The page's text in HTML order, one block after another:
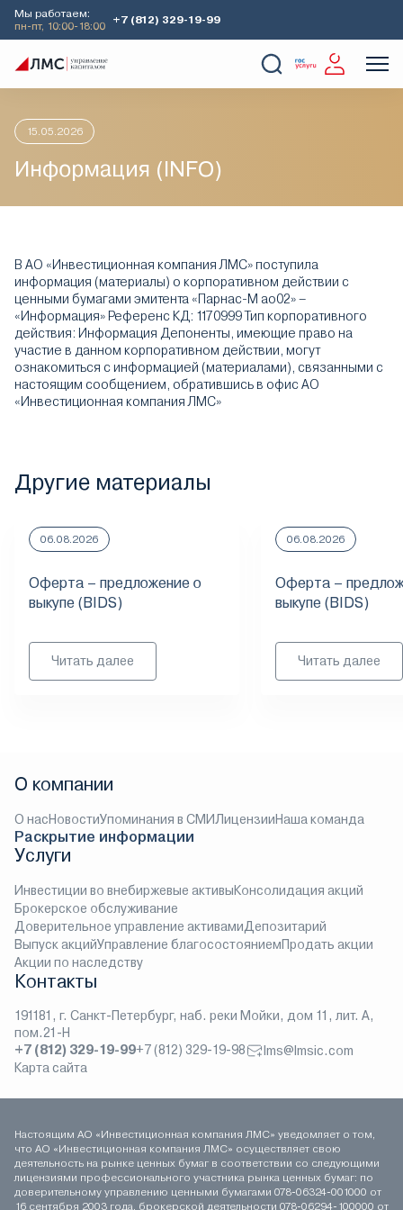
Мы работаем:
пн-пт, 10:00-18:00
+7 (812) 329-19-99
Главная Аналитика
15.05.2026
Информация (INFO)
В АО «Инвестиционная компания ЛМС» поступила
информация (материалы) о корпоративном действии с
ценными бумагами эмитента «Парнас-М ао02» –
«Информация» Референс КД: 1170999 Тип корпоративного
действия: Информация Депоненты, имеющие право на
участие в данном корпоративном действии, могут
ознакомиться с информацией (материалами), связанными с
настоящим сообщением, обратившись в офис АО
«Инвестиционная компания ЛМС»
Другие материалы
06.08.2026
Оферта – предложение о
выкупе (BIDS)
Читать далее
06.08.2026
Оферта –
выкупе (BIDS)
Читать далее
О компании
О насНовостиУпоминания в СМИЛицензииНаша команда
Раскрытие информации
Услуги
Инвестиции во внебиржевые активыКонсолидация акций
Брокерское обслуживание
Доверительное управление активамиДепозитарий
Выпуск акцийУправление благосостояниемПродать акции
Акции по наследству
Контакты
191181, г. Санкт-Петербург, наб. реки Мойки, дом 11, лит. А,
пом.21-Н
+7 (812) 329-19-99+7 (812) 329-19-98
lms@lmsic.com
Карта сайта
Настоящим АО «Инвестиционная компания ЛМС» уведомляет о том,
что АО «Инвестиционная компания ЛМС» осуществляет свою
деятельность на рынке ценных бумаг в соответствии со следующими
лицензиями профессионального участника рынка ценных бумаг: по
доверительному управлению ценными бумагами 078-06324-001000 от
16 сентября 2003 года, брокерской деятельности 078-06294-100000 от